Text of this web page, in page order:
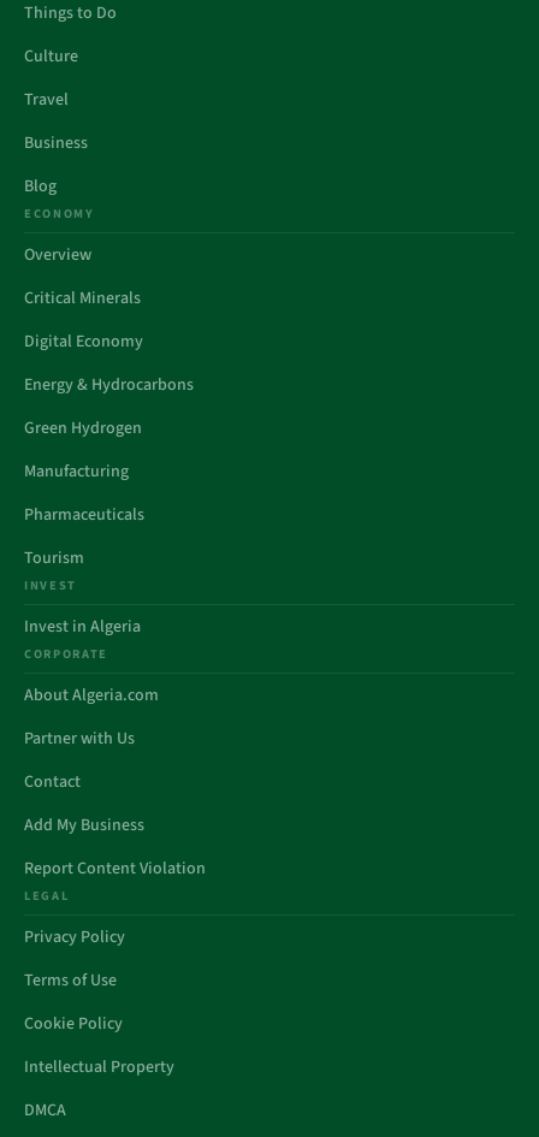
Things to Do
Culture
Travel
Business
Blog
ECONOMY
Overview
Critical Minerals
Digital Economy
Energy & Hydrocarbons
Green Hydrogen
Manufacturing
Pharmaceuticals
Tourism
INVEST
Invest in Algeria
CORPORATE
About Algeria.com
Partner with Us
Contact
Add My Business
Report Content Violation
LEGAL
Privacy Policy
Terms of Use
Cookie Policy
Intellectual Property
DMCA